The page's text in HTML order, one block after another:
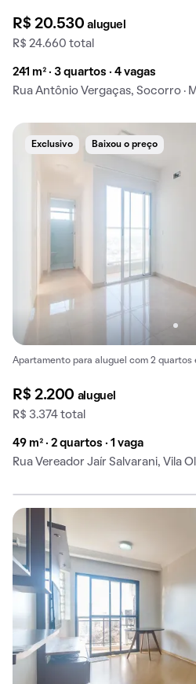
R$ 20.530aluguel
R$ 24.660 total
241 m² · 3 quartos · 4 vagas
Rua Antônio Vergaças, Socorro ·
Exclusivo Baixou o preço
Apartamento para aluguel com 2 quartos
R$ 2.200 aluguel
R$ 3.374 total
49 m² · 2 quartos · 1 vaga
Rua Vereador Jaír Salvarani, Vila